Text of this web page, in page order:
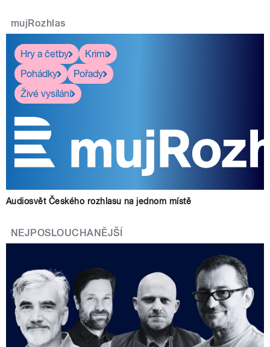
mujRozhlas
Hry a četby
Krimi
Pohádky
Pořady
Živé vysílání
Audiosvět Českého rozhlasu na jednom místě
NEJPOSLOUCHANĚJŠÍ